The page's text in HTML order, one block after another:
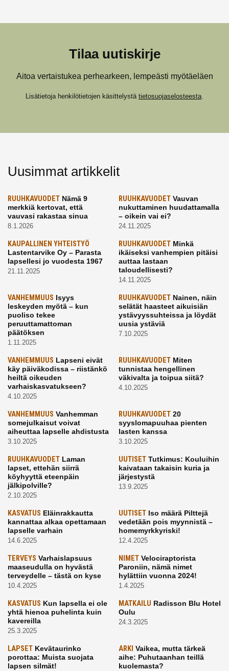
Tilaa uutiskirje
Aitoa vertaistukea perhearkeen, lempeästi myötäeläen
Lisätietoja henkilötietojen käsittelystä tietosuojaselosteesta.
Uusimmat artikkelit
RUUHKAVUODET Nämä 9
merkkiä kertovat, että
vauvasi rakastaa sinua
8.1.2026
RUUHKAVUODETVauvan
nukuttaminen huudattamalla
– oikein vai ei?
24.11.2025
KAUPALLINEN YHTEISTYÖ
Lastentarvike Oy – Parasta
lapsellesi jo vuodesta 1967
21.11.2025
RUUHKAVUODETMinkä
ikäiseksi vanhempien pitäisi
auttaa lastaan
taloudellisesti?
14.11.2025
VANHEMMUUS Isyys
leskeyden myötä – kun
puoliso tekee
peruuttamattoman
päätöksen
1.11.2025
RUUHKAVUODETNainen, näin
selätät haasteet aikuisiän
ystävyyssuhteissa ja löydät
uusia ystäviä
7.10.2025
VANHEMMUUS Lapseni eivät
käy päiväkodissa – riistänkö
heiltä oikeuden
varhaiskasvatukseen?
4.10.2025
RUUHKAVUODETMiten
tunnistaa hengellinen
väkivalta ja toipua siitä?
4.10.2025
VANHEMMUUS Vanhemman
somejulkaisut voivat
aiheuttaa lapselle ahdistusta
3.10.2025
RUUHKAVUODET20
syyslomapuuhaa pienten
lasten kanssa
3.10.2025
RUUHKAVUODET Laman
lapset, ettehän siirrä
köyhyyttä eteenpäin
jälkipolville?
2.10.2025
UUTISETTutkimus: Kouluihin
kaivataan takaisin kuria ja
järjestystä
13.9.2025
KASVATUS Eläinrakkautta
kannattaa alkaa opettamaan
lapselle varhain
14.6.2025
UUTISETIso määrä Pilttejä
vedetään pois myynnistä –
homemyrkkyriski!
12.4.2025
TERVEYS Varhaislapsuus
maaseudulla on hyvästä
terveydelle – tästä on kyse
10.4.2025
NIMETVelociraptorista
Paroniin, nämä nimet
hylättiin vuonna 2024!
1.4.2025
KASVATUS Kun lapsella ei ole
yhtä hienoa puhelinta kuin
kavereilla
25.3.2025
MATKAILU Radisson Blu Hotel
Oulu
24.3.2025
LAPSET Kevätaurinko
porottaa: Muista suojata
lapsen silmät!
ARKI Vaikea, mutta tärkeä
aihe: Puhutaanhan teillä
kuolemasta?